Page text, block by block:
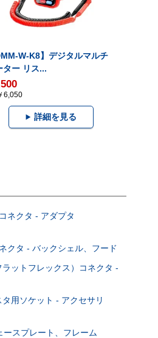
W-K8】デジタルマルチ
ター リス...
6,050
詳細を見る
ネクタ - アダプタ
クタ - バックシェル、フード
ットフレックス）コネクタ -
用ソケット - アクセサリ
ースプレート、フレーム